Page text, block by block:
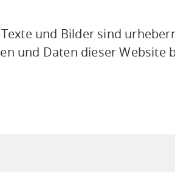
und Bilder sind
und Daten dieser